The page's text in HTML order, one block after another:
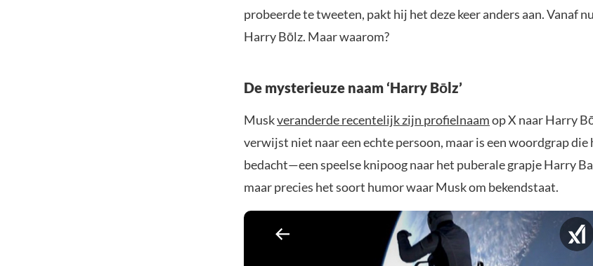
probeerde te tweeten, pakt hij het deze keer anders aan. Vanaf
Harry Bōlz. Maar waarom?
De mysterieuze naam ‘Harry Bōlz’
Muskveranderde recentelijk zijn profielnaamop X naar Harry
verwijst niet naar een echte persoon, maar is een woordgrap die
bedacht—een speelse knipoog naar het puberale grapje Harry
maar precies het soort humor waar Musk om bekendstaat.